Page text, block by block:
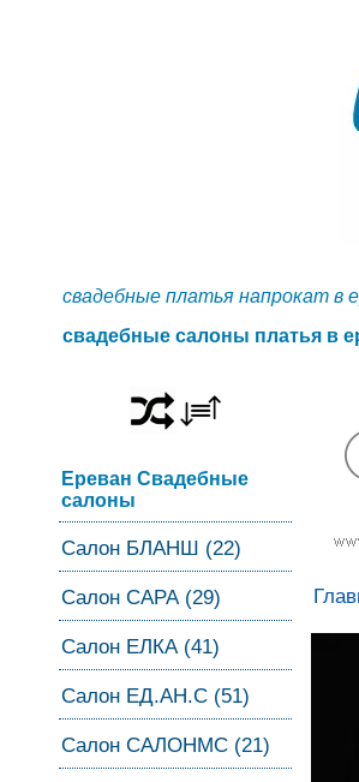
свадебные платья напрокат в
свадебные салоны платья в
Ереван Свадебные
салоны
Салон БЛАНШ (22)
Салон САРА (29)
Салон ЕЛКА (41)
Салон ЕД.АН.С (51)
Салон САЛОНМС (21)